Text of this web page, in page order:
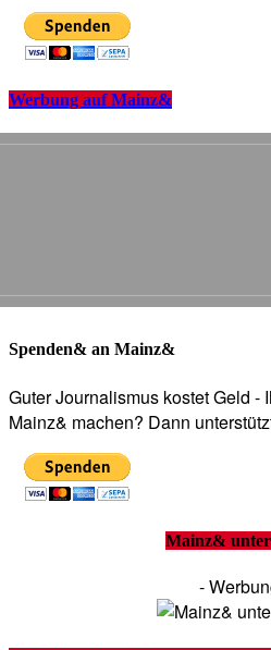
Werbung auf Mainz&
Spenden& an Mainz&
Guter Journalismus kostet Geld -
Mainz& machen? Dann
Mainz&
-